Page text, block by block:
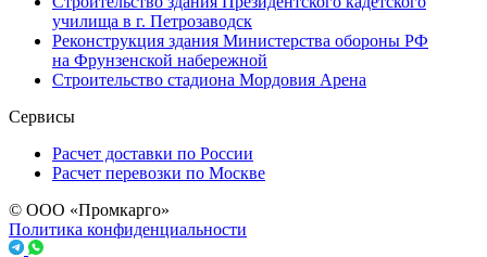
училища в г. Петрозаводск
Реконструкция здания Министерства обороны РФ
на Фрунзенской набережной
Строительство стадиона Мордовия Арена
Сервисы
Расчет доставки по России
Расчет перевозки по Москве
© ООО «Промкарго»
Политика конфиденциальности